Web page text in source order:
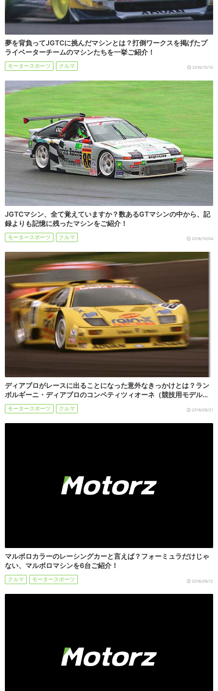
夢を背負ってJGTCに挑んだマシンとは？打倒ワークスを掲げたプ
ライベーターチームのマシンたちを一挙ご紹介！
モータースポーツ クルマ 2016/10/10
JGTCマシン、全て覚えていますか？数あるGTマシンの中から、記
録よりも記憶に残ったマシンをご紹介！
モータースポーツ クルマ 2016/10/04
ディアブロがレースに出ることになった意外なきっかけとは？ラン
ボルギーニ・ディアブロのコンペティツィオーネ（競技用モデル…
モータースポーツ クルマ 2016/09/21
マルボロカラーのレーシングカーと言えば？フォーミュラだけじゃ
ない、マルボロマシンを6台ご紹介！
クルマ モータースポーツ 2016/09/12